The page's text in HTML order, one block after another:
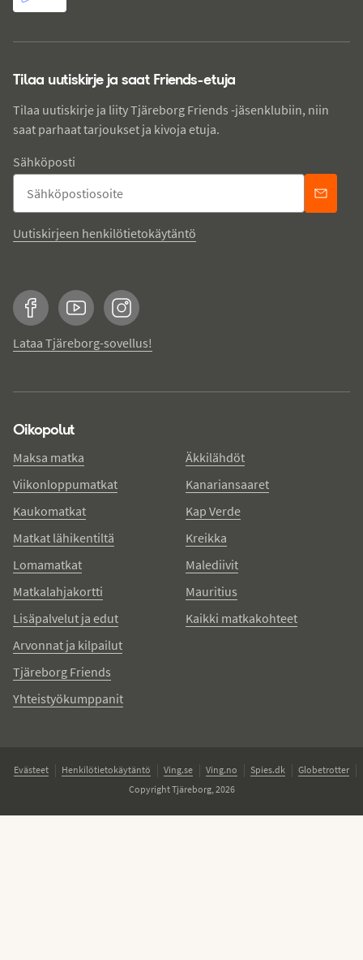
Tilaa uutiskirje ja saat Friends-etuja
Tilaa uutiskirje ja liity Tjäreborg Friends -jäsenklubiin, niin
saat parhaat tarjoukset ja kivoja etuja.
Sähköposti
Uutiskirjeen henkilötietokäytäntö
FacebookYouTubeInstagram
Lataa Tjäreborg-sovellus!
Oikopolut
Maksa matka
Viikonloppumatkat
Kaukomatkat
Matkat lähikentiltä
Lomamatkat
Matkalahjakortti
Lisäpalvelut ja edut
Arvonnat ja kilpailut
Tjäreborg Friends
Yhteistyökumppanit
Äkkilähdöt
Kanariansaaret
Kap Verde
Kreikka
Malediivit
Mauritius
Kaikki matkakohteet
Evästeet Henkilötietokäytäntö Ving.se Ving.no Spies.dk
Globetrotter
Copyright Tjäreborg, 2026